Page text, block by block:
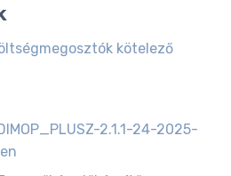
kötelező
2.1.1-24-2025-